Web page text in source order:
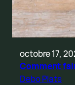
octobre 17,
Comment
Debo Plats